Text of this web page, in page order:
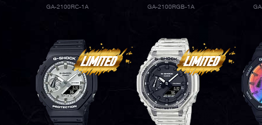
GA-2100RC-1A GA-2100RGB-1A